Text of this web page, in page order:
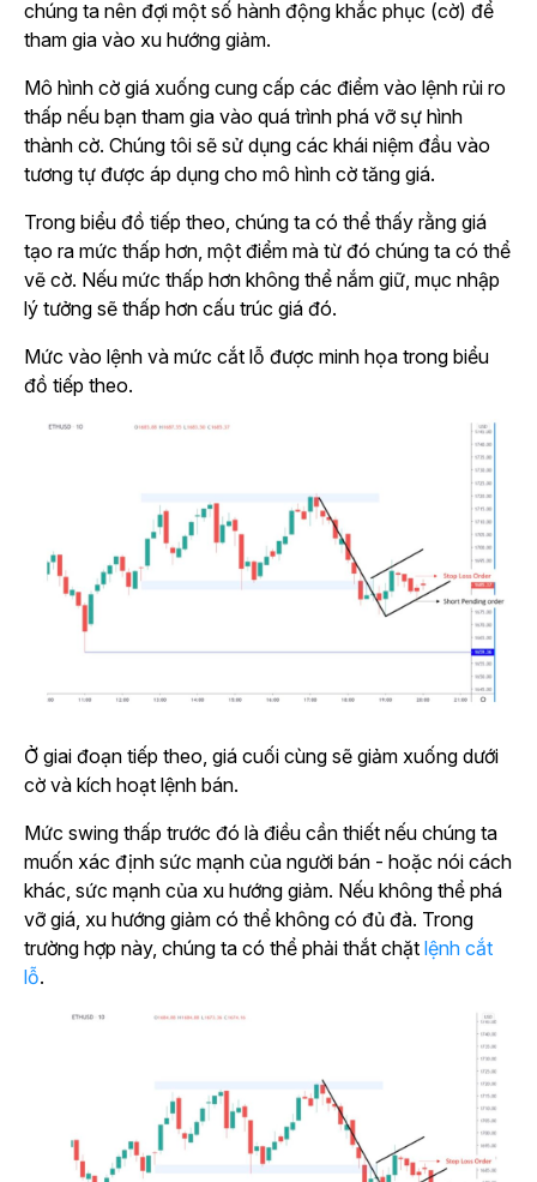
chúng ta nên đợi một số hành động khắc phục (cờ) để
tham gia vào xu hướng giảm.
Mô hình cờ giá xuống cung cấp các điểm vào lệnh rủi ro
thấp nếu bạn tham gia vào quá trình phá vỡ sự hình
thành cờ. Chúng tôi sẽ sử dụng các khái niệm đầu vào
tương tự được áp dụng cho mô hình cờ tăng giá.
Trong biểu đồ tiếp theo, chúng ta có thể thấy rằng giá
tạo ra mức thấp hơn, một điểm mà từ đó chúng ta có thể
vẽ cờ. Nếu mức thấp hơn không thể nắm giữ, mục nhập
lý tưởng sẽ thấp hơn cấu trúc giá đó.
Mức vào lệnh và mức cắt lỗ được minh họa trong biểu
đồ tiếp theo.
Ở giai đoạn tiếp theo, giá cuối cùng sẽ giảm xuống dưới
cờ và kích hoạt lệnh bán.
Mức swing thấp trước đó là điều cần thiết nếu chúng ta
muốn xác định sức mạnh của người bán - hoặc nói cách
khác, sức mạnh của xu hướng giảm. Nếu không thể phá
vỡ giá, xu hướng giảm có thể không có đủ đà. Trong
trường hợp này, chúng ta có thể phải thắt chặt lệnh cắt
lỗ.